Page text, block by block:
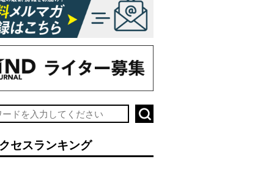
セスランキング